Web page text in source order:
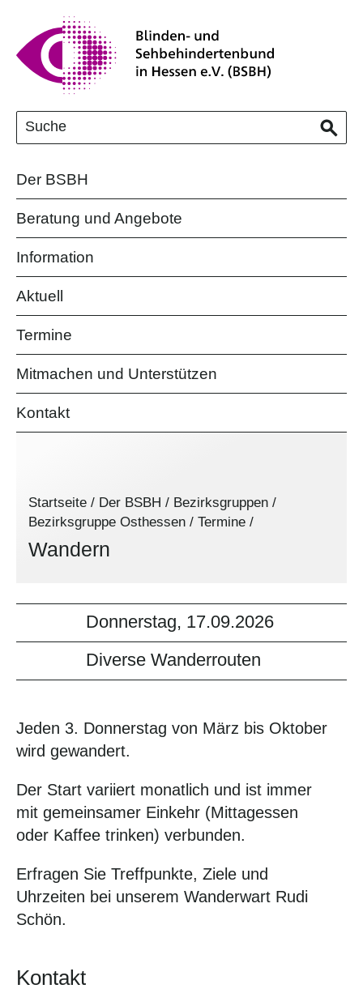
Der BSBH
Beratung und Angebote
Information
Aktuell
Termine
Mitmachen und Unterstützen
Kontakt
Startseite / Der BSBH / Bezirksgruppen /
Bezirksgruppe Osthessen / Termine /
Wandern
Donnerstag, 17.09.2026
Diverse Wanderrouten
Jeden 3. Donnerstag von März bis Oktober
wird gewandert.
Der Start variiert monatlich und ist immer
mit gemeinsamer Einkehr (Mittagessen
oder Kaffee trinken) verbunden.
Erfragen Sie Treffpunkte, Ziele und
Uhrzeiten bei unserem Wanderwart Rudi
Schön.
Kontakt